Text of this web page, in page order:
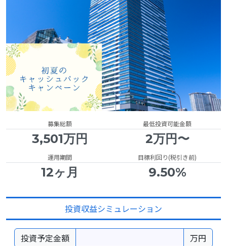
募集総額 最低投資可能金額
3,501万円 2万円〜
運用期間 目標利回り(税引き前)
12ヶ月 9.50%
投資収益シミュレーション
投資予定金額 万円